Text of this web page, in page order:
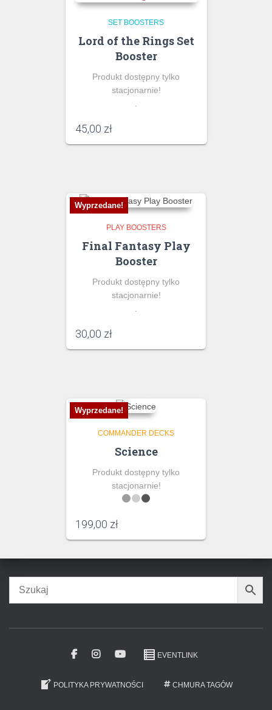
SET BOOSTERS
Lord of the Rings Set
Booster
Produkt dostępny tylko
stacjonarnie!
45,00 zł
Wyprzedane!
PLAY BOOSTERS
Final Fantasy Play
Booster
Produkt dostępny tylko
stacjonarnie!
.
30,00 zł
Wyprzedane!
COMMANDER DECKS
Science
Produkt dostępny tylko
stacjonarnie!
199,00 zł
EVENTLINK
POLITYKA PRYWATNOŚCI CHMURA TAGÓW